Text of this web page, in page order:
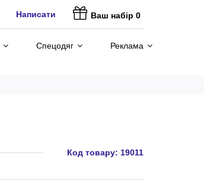
Написати Ваш набір 0
Спецодяг Реклама
Код товару: 19011